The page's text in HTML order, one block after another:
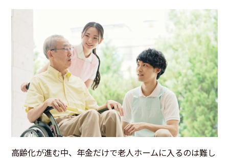
高齢化が進む中、年金だけで老人ホームに入るのは難し